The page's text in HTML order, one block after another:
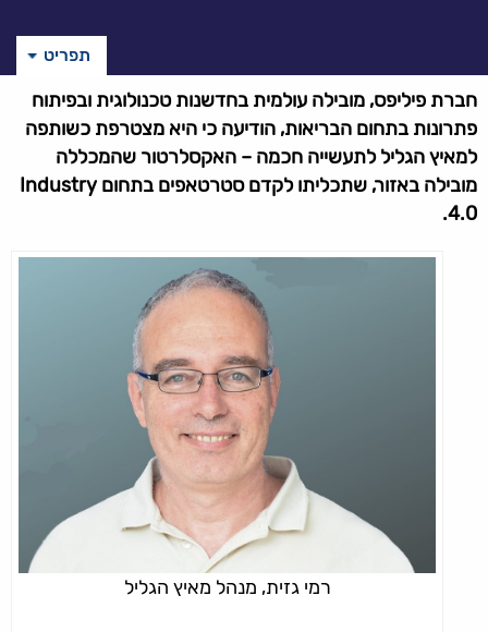
תפריט
חברת פיליפס, מובילה עולמית בחדשנות טכנולוגית ובפיתוח
פתרונות בתחום הבריאות, הודיעה כי היא מצטרפת כשותפה
למאיץ הגליל לתעשייה חכמה – האקסלרטור שהמכללה
מובילה באזור, שתכליתו לקדם סטרטאפים בתחום Industry
4.0
.
רמי גזית, מנהל מאיץ הגליל